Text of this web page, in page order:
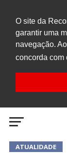
O site da
garantir uma
navegação.
concorda com
ATUALIDADE